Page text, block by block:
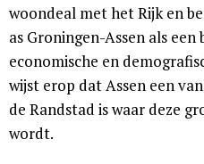
woondeal met het Rijk en
as Groningen-Assen als
economische en
wijst erop dat Assen een
de Randstad is waar deze
wordt.